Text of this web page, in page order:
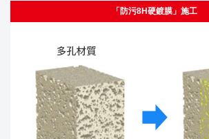
「防污8H硬鍍膜」施工